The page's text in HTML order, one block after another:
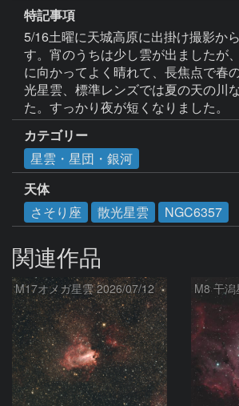
特記事項
5/16土曜に天城高原に出掛け撮影か
す。宵のうちは少し雲が出ましたが
に向かってよく晴れて、長焦点で春
光星雲、標準レンズでは夏の天の川
た。すっかり夜が短くなりました。
カテゴリー
星雲・星団・銀河
天体
さそり座
散光星雲 NGC6357
関連作品
M17オメガ星雲 2026/07/12 M8 干